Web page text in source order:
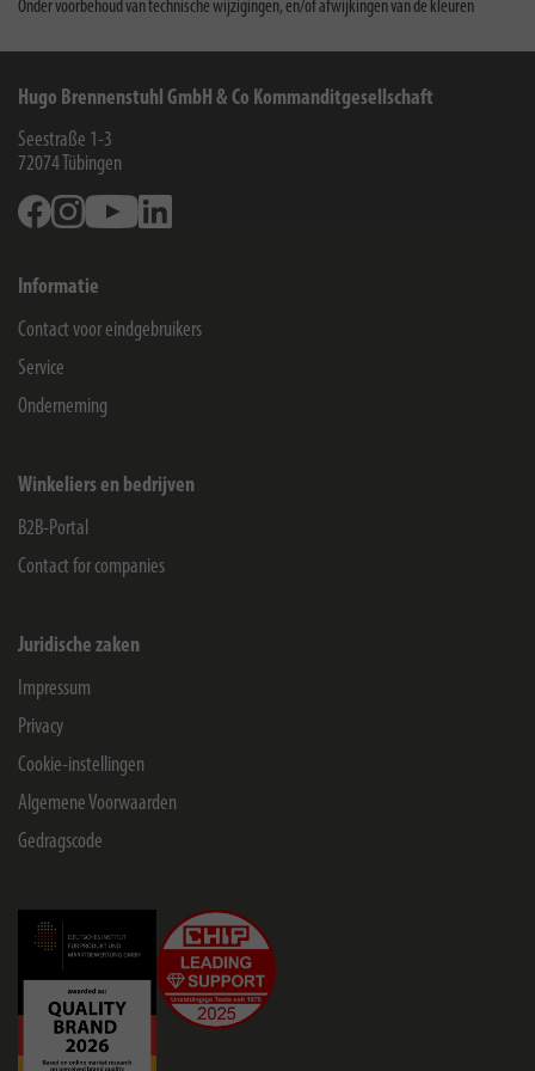
Onder voorbehoud van technische wijzigingen, en/of afwijkingen van de kleuren
Hugo Brennenstuhl GmbH & Co Kommanditgesellschaft
Seestraße 1-3
72074 Tübingen
FacebookInstagramYoutube
Informatie
Contact voor eindgebruikers
Service
Onderneming
Winkeliers en bedrijven
B2B-Portal
Contact for companies
Juridische zaken
Impressum
Privacy
Cookie-instellingen
Algemene Voorwaarden
Gedragscode